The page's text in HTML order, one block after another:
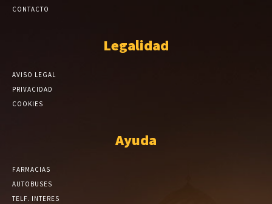
CONTACTO
Legalidad
AVISO LEGAL
PRIVACIDAD
COOKIES
Ayuda
FARMACIAS
AUTOBUSES
TELF. INTERES